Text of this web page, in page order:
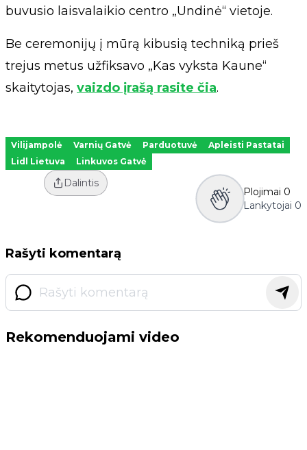
buvusio laisvalaikio centro „Undinė“ vietoje.
Be ceremonijų į mūrą kibusią techniką prieš
trejus metus užfiksavo „Kas vyksta Kaune“
skaitytojas, vaizdo įrašą rasite čia.
Vilijampolė Varnių Gatvė Parduotuvė
Apleisti Pastatai
Lidl Lietuva
Linkuvos Gatvė
Dalintis
Plojimai 0
Lankytojai 0
Rašyti komentarą
Rekomenduojami video